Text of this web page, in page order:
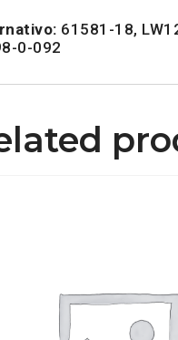
61581-18,
0-092